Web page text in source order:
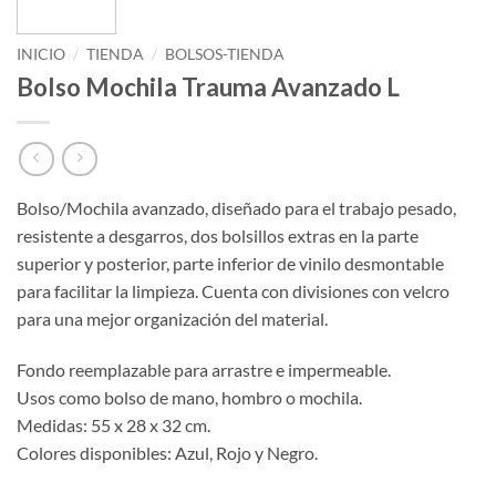
INICIO / TIENDA / BOLSOS-TIENDA
Bolso Mochila Trauma Avanzado L
Bolso/Mochila avanzado, diseñado para el trabajo pesado,
resistente a desgarros, dos bolsillos extras en la parte
superior y posterior, parte inferior de vinilo desmontable
para facilitar la limpieza. Cuenta con divisiones con velcro
para una mejor organización del material.
Fondo reemplazable para arrastre e impermeable.
Usos como bolso de mano, hombro o mochila.
Medidas: 55 x 28 x 32 cm.
Colores disponibles: Azul, Rojo y Negro.